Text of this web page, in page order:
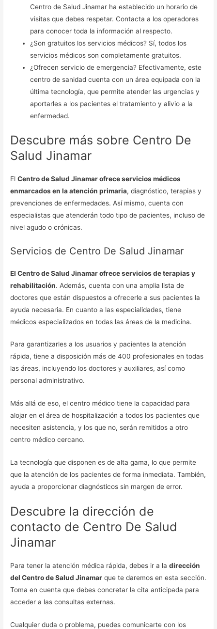
Centro de Salud Jinamar ha establecido un horario de
visitas que debes respetar. Contacta a los operadores
para conocer toda la información al respecto.
¿Son gratuitos los servicios médicos? Sí, todos los
servicios médicos son completamente gratuitos.
¿Ofrecen servicio de emergencia? Efectivamente, este
centro de sanidad cuenta con un área equipada con la
última tecnología, que permite atender las urgencias y
aportarles a los pacientes el tratamiento y alivio a la
enfermedad.
Descubre más sobre Centro De
Salud Jinamar
ElCentro de Salud Jinamar ofrece servicios médicos
enmarcados en la atención primaria, diagnóstico, terapias y
prevenciones de enfermedades. Así mismo, cuenta con
especialistas que atenderán todo tipo de pacientes, incluso de
nivel agudo o crónicas.
Servicios de Centro De Salud Jinamar
El Centro de Salud Jinamar ofrece servicios de terapias y
rehabilitación. Además, cuenta con una amplia lista de
doctores que están dispuestos a ofrecerle a sus pacientes la
ayuda necesaria. En cuanto a las especialidades, tiene
médicos especializados en todas las áreas de la medicina.
Para garantizarles a los usuarios y pacientes la atención
rápida, tiene a disposición más de 400 profesionales en todas
las áreas, incluyendo los doctores y auxiliares, así como
personal administrativo.
Más allá de eso, el centro médico tiene la capacidad para
alojar en el área de hospitalización a todos los pacientes que
necesiten asistencia, y los que no, serán remitidos a otro
centro médico cercano.
La tecnología que disponen es de alta gama, lo que permite
que la atención de los pacientes de forma inmediata. También,
ayuda a proporcionar diagnósticos sin margen de error.
Descubre la dirección de
contacto de Centro De Salud
Jinamar
Para tener la atención médica rápida, debes ir a ladirección
del Centro de Salud Jinamar que te daremos en esta sección.
Toma en cuenta que debes concretar la cita anticipada para
acceder a las consultas externas.
Cualquier duda o problema, puedes comunicarte con los